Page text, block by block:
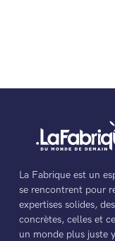
La Fabrique est un
se rencontrent pour
expertises solides,
concrètes, celles et
un monde plus juste